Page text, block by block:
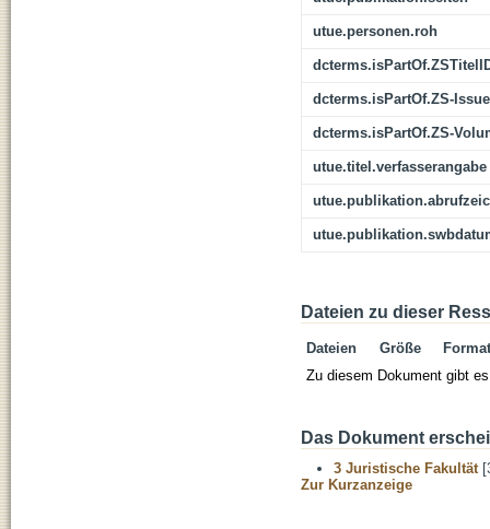
utue.personen.roh
dcterms.isPartOf.ZS-Issue
dcterms.isPartOf.ZS-
utue.titel.verfasserangabe
Dateien zu dieser
Dateien Größe
Format
Zu diesem Dokument gibt
Das Dokument
3 Juristische Fakultät
Zur Kurzanzeige